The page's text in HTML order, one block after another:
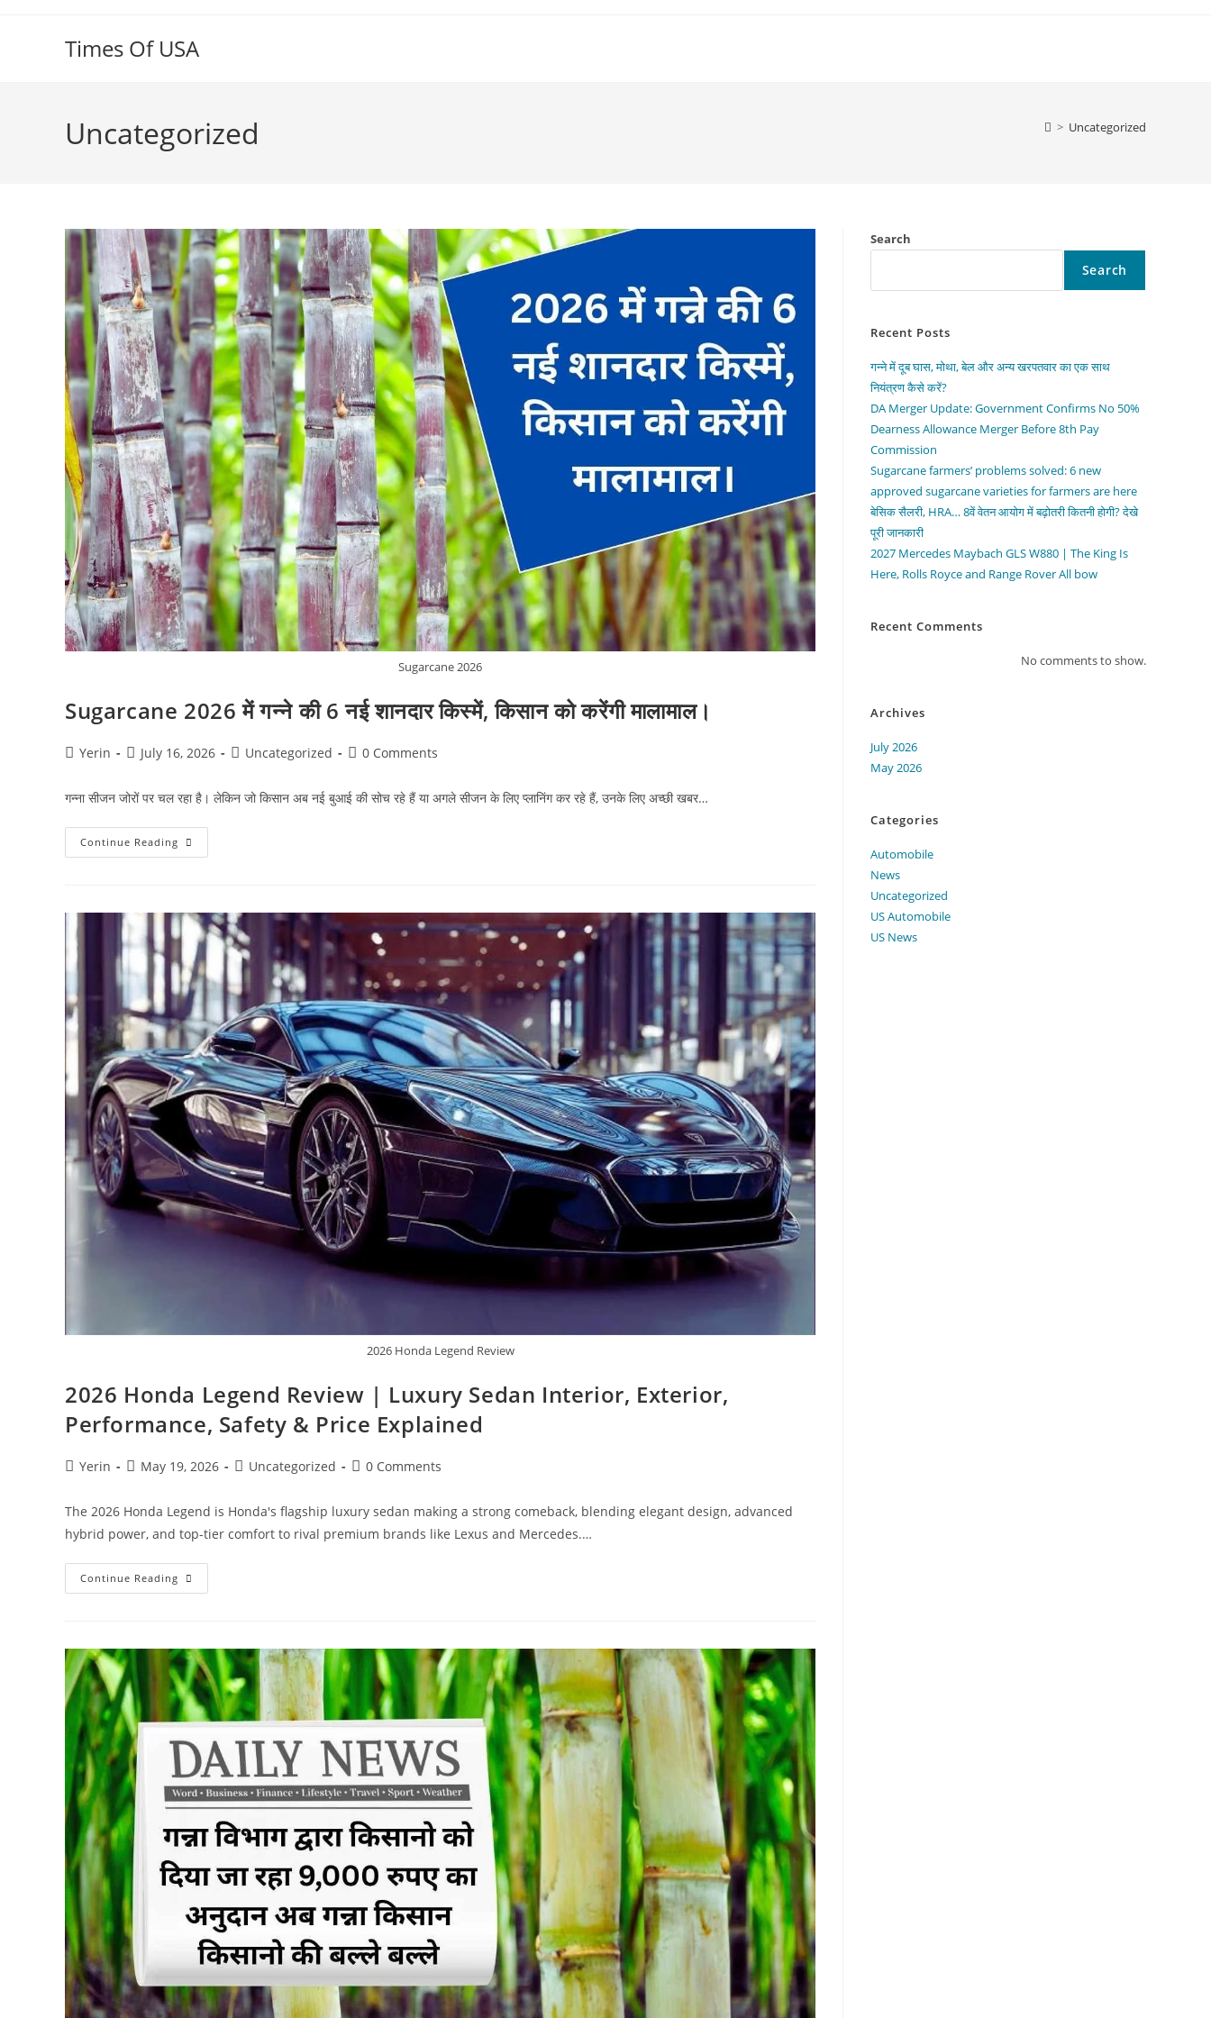
Times Of USA
Uncategorized > Uncategorized
Sugarcane 2026
Sugarcane 2026 में गन्ने की 6 नई शानदार किस्में, किसान को करेंगी मालामाल।
PostYerin
PostJuly 16, 2026
PostUncategorized
Post0 Comments
गन्ना सीजन जोरों पर चल रहा है। लेकिन जो किसान अब नई बुआई की सोच रहे हैं या अगले सीजन के लिए प्लानिंग कर रहे हैं, उनके लिए अच्छी खबर…
Continue Reading Sugarcane
2026
नई
शानदार
किस्में,
किसान
को
करेंगी
मालामाल।
2026 Honda Legend Review
2026 Honda Legend Review | Luxury Sedan Interior, Exterior,
Performance, Safety & Price Explained
PostYerin
PostMay 19, 2026
PostUncategorized
Post0 Comments
The 2026 Honda Legend is Honda's flagship luxury sedan making a strong comeback, blending elegant design, advanced
hybrid power, and top-tier comfort to rival premium brands like Lexus and Mercedes.…
Continue Reading 2026
Honda
Sedan
Interior,
Exterior,
Performance,
Safety
&
Price
Explained
Search
Search
Recent Posts
गन्ने में दूब घास, मोथा, बेल और अन्य खरपतवार का एक साथ
नियंत्रण कैसे करें?
DA Merger Update: Government Confirms No 50%
Dearness Allowance Merger Before 8th Pay
Commission
Sugarcane farmers’ problems solved: 6 new
approved sugarcane varieties for farmers are here
बेसिक सैलरी, HRA… 8वें वेतन आयोग में बढ़ोतरी कितनी होगी? देखे
पूरी जानकारी
2027 Mercedes Maybach GLS W880 | The King Is
Here, Rolls Royce and Range Rover All bow
Recent Comments
No comments to show.
Archives
July 2026
May 2026
Categories
Automobile
News
Uncategorized
US Automobile
US News